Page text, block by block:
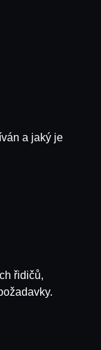
a jaký je
řidičů,